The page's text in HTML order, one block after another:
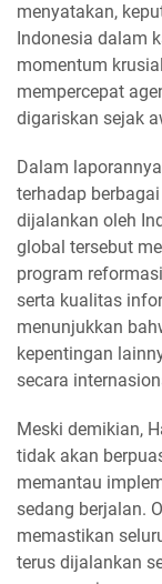
menyatakan,
Indonesia dalam
momentum
mempercepat
digariskan sejak
Dalam
terhadap
dijalankan oleh
global tersebut
program
serta kualitas
menunjukkan
kepentingan
secara
Meski demikian,
tidak akan
memantau
sedang berjalan.
memastikan
terus dijalankan